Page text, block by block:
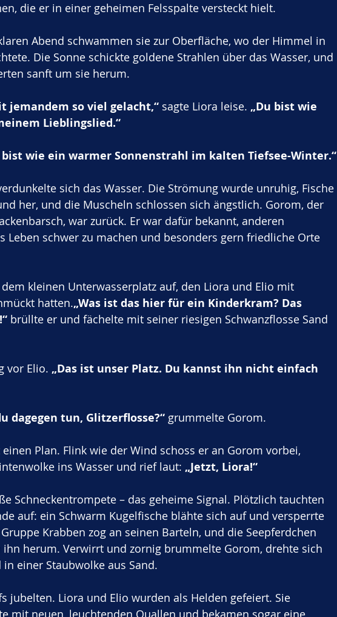
die er in einer geheimen Felsspalte versteckt hielt.
Abend schwammen sie zur Oberfläche, wo der Himmel in
Die Sonne schickte goldene Strahlen über das Wasser, und
sanft um sie herum.
jemandem so viel gelacht,“ sagte Liora leise. „Du bist wie
Lieblingslied.“
bist wie ein warmer Sonnenstrahl im kalten Tiefsee-Winter.“
sich das Wasser. Die Strömung wurde unruhig, Fische
her, und die Muscheln schlossen sich ängstlich. Gorom, der
war zurück. Er war dafür bekannt, anderen
Leben schwer zu machen und besonders gern friedliche Orte
kleinen Unterwasserplatz auf, den Liora und Elio mit
hatten.„Was ist das hier für ein Kinderkram? Das
brüllte er und fächelte mit seiner riesigen Schwanzflosse Sand
vor Elio. „Das ist unser Platz. Du kannst ihn nicht einfach
dagegen tun, Glitzerflosse?“ grummelte Gorom.
Plan. Flink wie der Wind schoss er an Gorom vorbei,
ins Wasser und rief laut: „Jetzt, Liora!“
Schneckentrompete – das geheime Signal. Plötzlich tauchten
auf: ein Schwarm Kugelfische blähte sich auf und versperrte
Krabben zog an seinen Barteln, und die Seepferdchen
ihn herum. Verwirrt und zornig brummelte Gorom, drehte sich
einer Staubwolke aus Sand.
jubelten. Liora und Elio wurden als Helden gefeiert. Sie
mit neuen, leuchtenden Quallen und bekamen sogar eine